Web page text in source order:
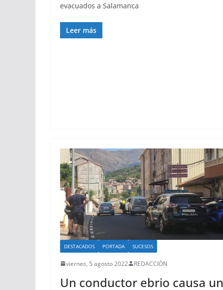
evacuados a Salamanca
Leer más
DESTACADOS PORTADA SUCESOS
viernes, 5 agosto 2022 REDACCIÓN
Un conductor ebrio causa un